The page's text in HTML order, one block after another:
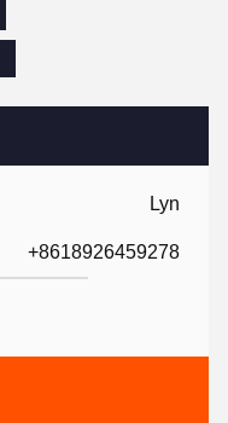
Lyn
+8618926459278